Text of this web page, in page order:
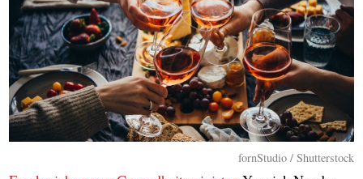
fornStudio / Shutterstock